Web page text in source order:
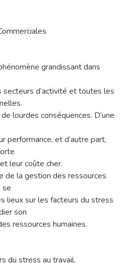
grandissant dans
d’activité et toutes les
lourdes conséquences. D’une
performance, et d’autre part,
leur coûte cher.
de la gestion des ressources
se
lieux sur les facteurs du stress
son
ressources humaines.
du stress au travail,